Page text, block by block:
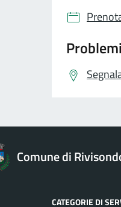
Comune di
CATEGORIE DI